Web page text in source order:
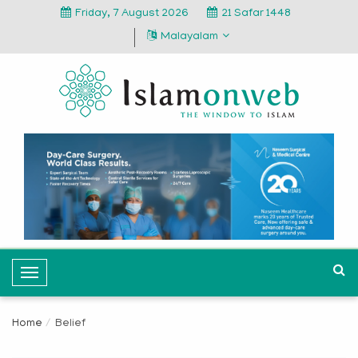
Friday, 7 August 2026
21 Safar 1448
Malayalam
T
o
Home Belief